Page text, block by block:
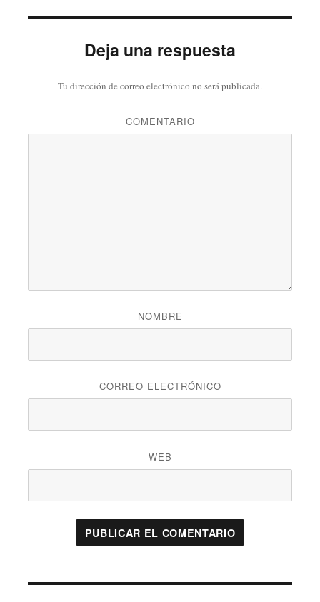
Deja una respuesta
Tu dirección de correo electrónico no será publicada.
COMENTARIO
NOMBRE
CORREO ELECTRÓNICO
WEB